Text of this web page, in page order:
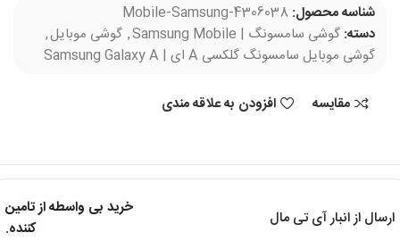
شناسه محصول: Mobile-Samsung-4306038
دسته: گوشی سامسونگ | Samsung Mobile , گوشی موبایل,
گوشی موبایل سامسونگ گلکسی A ای | Samsung Galaxy A
مقایسه افزودن به علاقه مندی
ارسال از انبار آی تی مال
خرید بی واسطه از تامین
کننده.